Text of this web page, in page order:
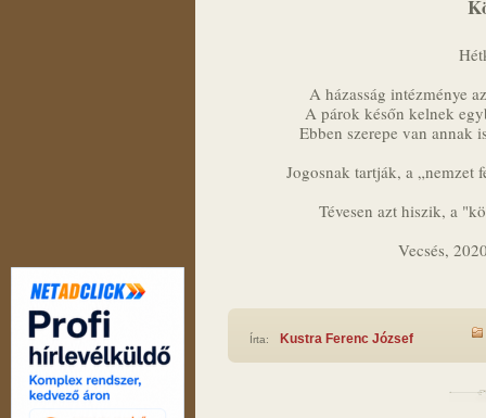
A házasság intézménye
A párok későn kelnek
Ebben szerepe van annak
Jogosnak tartják, a
Tévesen azt hiszik, a
Vecsés,
Írta: Kustra Ferenc József